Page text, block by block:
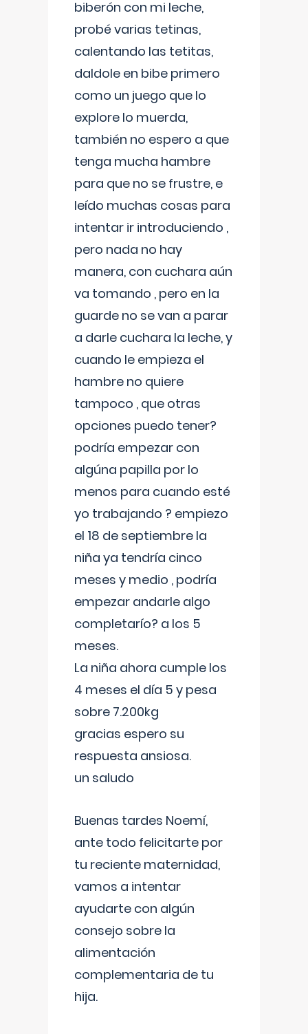
biberón con mi leche,
probé varias tetinas,
calentando las tetitas,
daldole en bibe primero
como un juego que lo
explore lo muerda,
también no espero a que
tenga mucha hambre
para que no se frustre, e
leído muchas cosas para
intentar ir introduciendo ,
pero nada no hay
manera, con cuchara aún
va tomando , pero en la
guarde no se van a parar
a darle cuchara la leche, y
cuando le empieza el
hambre no quiere
tampoco , que otras
opciones puedo tener?
podría empezar con
algúna papilla por lo
menos para cuando esté
yo trabajando ? empiezo
el 18 de septiembre la
niña ya tendría cinco
meses y medio , podría
empezar andarle algo
completarío? a los 5
meses.
La niña ahora cumple los
4 meses el día 5 y pesa
sobre 7.200kg
gracias espero su
respuesta ansiosa.
un saludo
Buenas tardes Noemí,
ante todo felicitarte por
tu reciente maternidad,
vamos a intentar
ayudarte con algún
consejo sobre la
alimentación
complementaria de tu
hija.